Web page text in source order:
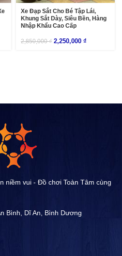
Xe Đạp Sắt Cho Bé Tập Lái,
Khung Sắt Dày, Siêu Bền, Hàng
Nhập Khẩu Cao Cấp
2,850,000₫ 2,250,000 ₫
niềm vui - Đồ chơi Toàn Tâm cùng
Bình, Dĩ An, Bình Dương